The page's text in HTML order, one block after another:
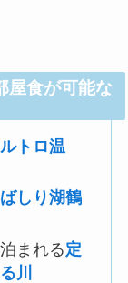
屋食が可能な
トロ温
しり湖鶴
まれる定
川